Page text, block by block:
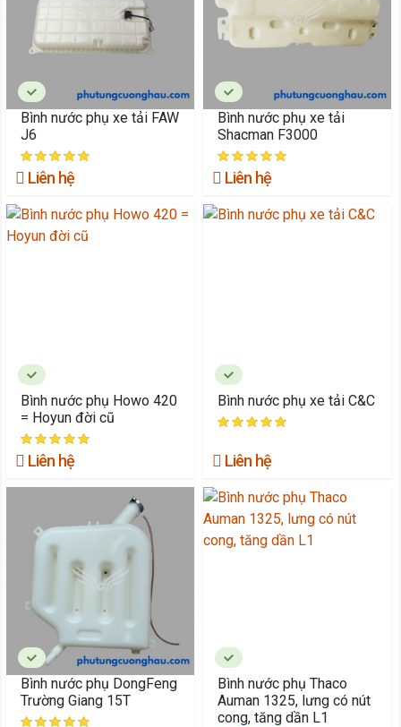
Bình nước phụ xe tải FAW
J6
Liên hệ
Bình nước phụ xe tải
Shacman F3000
Liên hệ
Bình nước phụ Howo 420
= Hoyun đời cũ
Liên hệ
Bình nước phụ xe tải C&C
Liên hệ
Bình nước phụ DongFeng
Trường Giang 15T
Bình nước phụ Thaco
Auman 1325, lưng có nút
cong, tăng dần L1